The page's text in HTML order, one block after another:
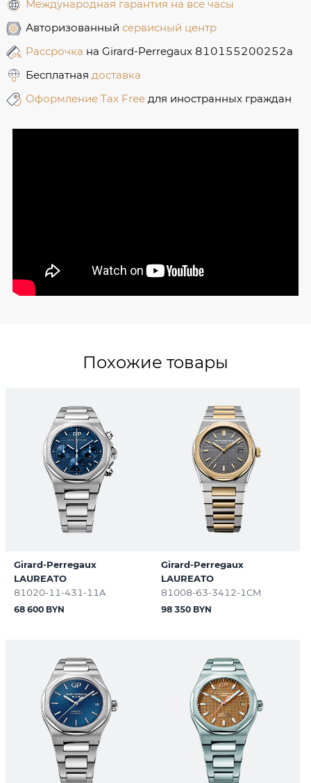
Международная гарантия на все часы
Авторизованный сервисный центр
Рассрочка на Girard-Perregaux 810155200252a
Бесплатная доставка
Оформление Tax Free для иностранных граждан
Похожие товары
Girard-Perregaux
LAUREATO
81020-11-431-11A
68 600 BYN
Girard-Perregaux
LAUREATO
81008-63-3412-1CM
98 350 BYN